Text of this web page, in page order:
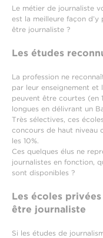
Le métier de journaliste
est la meilleure façon
être journaliste ?
Les études
La profession ne
par leur enseignement et
peuvent être courtes (en
longues en délivrant un
Très sélectives, ces
concours de haut niveau
les 10%.
Ces quelques élus ne
journalistes en fonction,
sont disponibles ?
Les écoles
être journaliste
Si les études de